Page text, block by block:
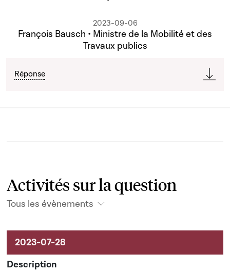
2023-09-06
François Bausch • Ministre de la Mobilité et des
Travaux publics
Réponse
Activités sur la question
Tous les évènements
Activités liées au dossier